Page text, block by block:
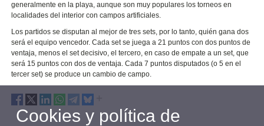
generalmente en la playa, aunque son muy populares los torneos en
localidades del interior con campos artificiales.
Los partidos se disputan al mejor de tres sets, por lo tanto, quién gana dos
será el equipo vencedor. Cada set se juega a 21 puntos con dos puntos de
ventaja, menos el set decisivo, el tercero, en caso de empate a un set, que
será 15 puntos con dos de ventaja. Cada 7 puntos disputados (o 5 en el
tercer set) se produce un cambio de campo.
Cookies y política de